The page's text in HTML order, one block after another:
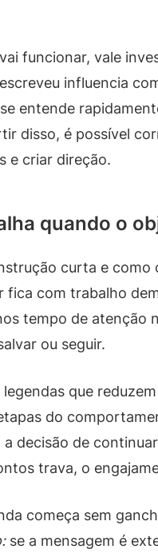
funcionar, vale
influencia
entende
disso, é possível
e criar direção.
quando o
curta e como
fica com trabalho
tempo de atenção
ou seguir.
que
do
decisão de
trava, o
começa sem
se a mensagem é